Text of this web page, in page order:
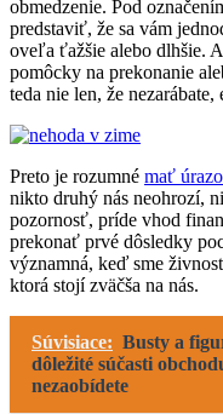
obmedzenie. Pod
predstaviť, že sa vám
oveľa ťažšie alebo dlhšie.
pomôcky na prekonanie
teda nie len, že
Preto je rozumné mať
nikto druhý nás neohrozí,
pozornosť, príde vhod
prekonať prvé dôsledky
významná, keď sme
ktorá stojí zväčša na nás.
Súvisiace: Busty a
dôležité súčasti
nezaobídete